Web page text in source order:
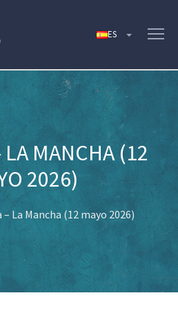
LA MANCHA (12
2026)
La Mancha (12 mayo 2026)